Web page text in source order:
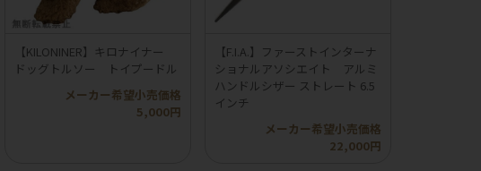
【KILONINER】キロナイナー
ドッグトルソー トイプードル
メーカー希望小売価格
5,000円
【F.I.A.】ファーストインターナ
ショナルアソシエイト アルミ
ハンドルシザー ストレート 6.5
インチ
メーカー希望小売価格
22,000円